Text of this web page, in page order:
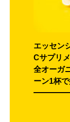
エッセン
Cサプリ
全オーガ
ーン1杯